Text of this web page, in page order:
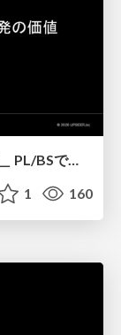
時価総額から逆算する、日々開発価値＿ PL/BSで読み解くエンジニアリング貢献＿Kinsho
1 160